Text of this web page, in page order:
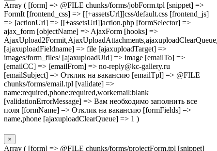
Array ( [form] => @FILE chunks/forms/jobForm.tpl [snippet] =>
FormIt [frontend_css] => [[+assetsUrl]]css/default.css [frontend_js]
=> [actionUrl] => [[+assetsUrl]]action.php [formSelector] =>
ajax_form [objectName] => AjaxForm [hooks] =>
[ajaxuploadFieldname] => file [ajaxuploadTarget] =>
images/form_files/ [ajaxuploadUid] => image [emailTo] =>
[emailCC] => [emailFrom] => no-reply@kc-gallery.ru
[emailSubject] => Отклик на вакансию [emailTpl] => @FILE
chunks/forms/email.tpl [validate] =>
name:required,phone:required,workemail:blank
[validationErrorMessage] => Вам необходимо заполнить все
поля [formName] => Отклик на вакансию [formFields] =>
name,phone [ajaxuploadClearQueue] => 1 )
×
Array ( [form] => @FILE chunks/forms/projectForm.tpl [snippet]